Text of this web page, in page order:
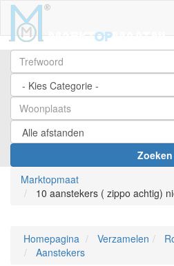
Zoeken
Marktopmaat
10 aanstekers ( zippo achtig)
Homepagina Verzamelen
Aanstekers